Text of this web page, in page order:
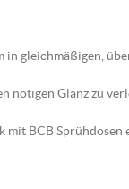
gleichmäßigen,
nötigen Glanz zu
mit BCB Sprühdosen